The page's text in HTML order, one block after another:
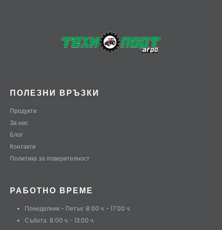
ПОЛЕЗНИ ВРЪЗКИ
Продукти
За нас
Блог
Контакти
Политика за поверителност
РАБОТНО ВРЕМЕ
Понеделник - Петък: 8:00 ч. - 17:00 ч.
Събота: 8:00 ч. - 13.00 ч.